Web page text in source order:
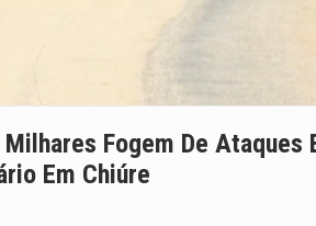
Fogem De Ataques
Em Chiúre